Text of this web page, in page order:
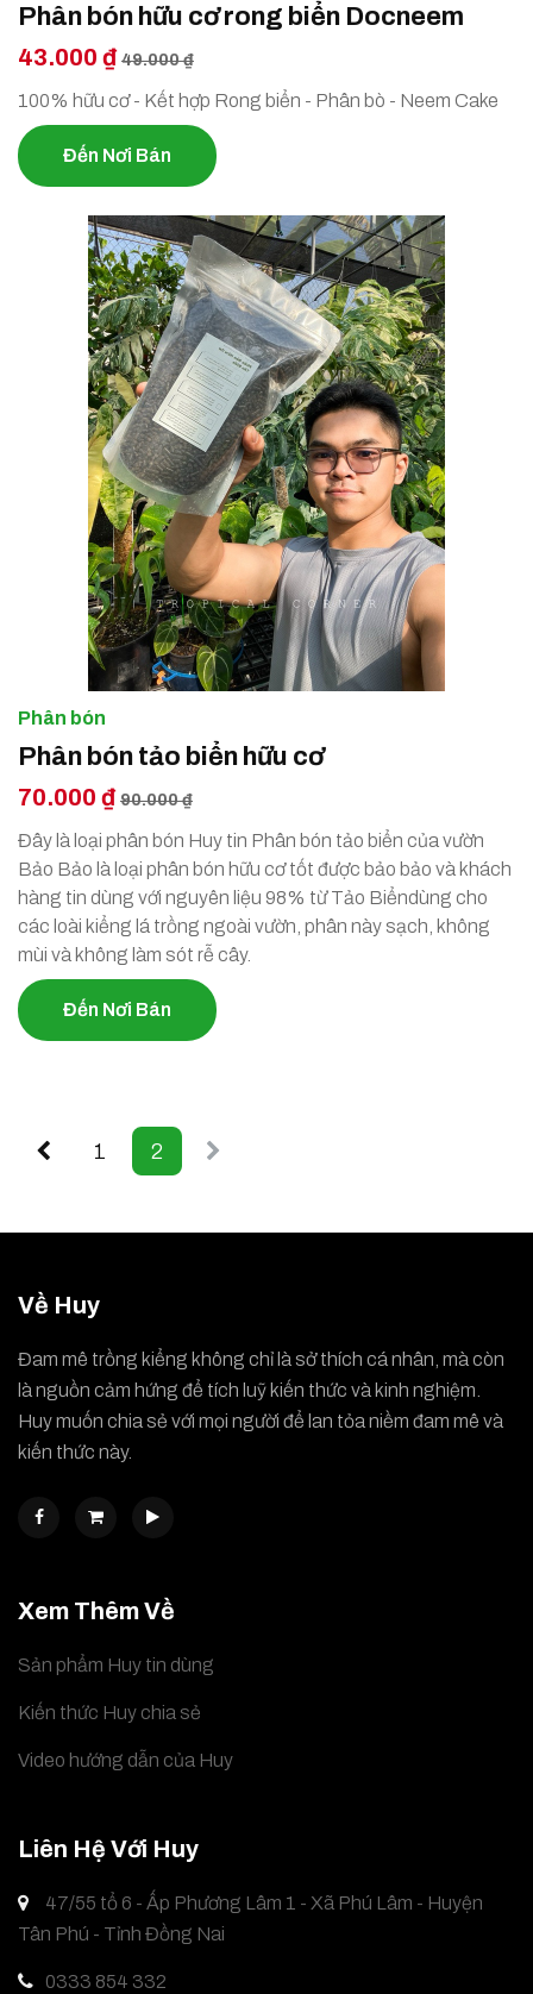
Phân bón hữu cơ rong biển Docneem
43.000 ₫ 49.000 ₫
100% hữu cơ - Kết hợp Rong biển - Phân bò - Neem Cake
Đến Nơi Bán
Phân bón
Phân bón tảo biển hữu cơ
70.000 ₫ 90.000 ₫
Đây là loại phân bón Huy tin Phân bón tảo biển của vườn
Bảo Bảo là loại phân bón hữu cơ tốt được bảo bảo và khách
hàng tin dùng với nguyên liệu 98% từ Tảo Biểndùng cho
các loài kiểng lá trồng ngoài vườn, phân này sạch, không
mùi và không làm sót rễ cây.
Đến Nơi Bán
1 2
Về Huy
Đam mê trồng kiểng không chỉ là sở thích cá nhân, mà còn
là nguồn cảm hứng để tích luỹ kiến thức và kinh nghiệm.
Huy muốn chia sẻ với mọi người để lan tỏa niềm đam mê và
kiến thức này.
Xem Thêm Về
Sản phẩm Huy tin dùng
Kiến thức Huy chia sẻ
Video hướng dẫn của Huy
Liên Hệ Với Huy
47/55 tổ 6 - Ấp Phương Lâm 1 - Xã Phú Lâm - Huyện
Tân Phú - Tỉnh Đồng Nai
0333 854 332